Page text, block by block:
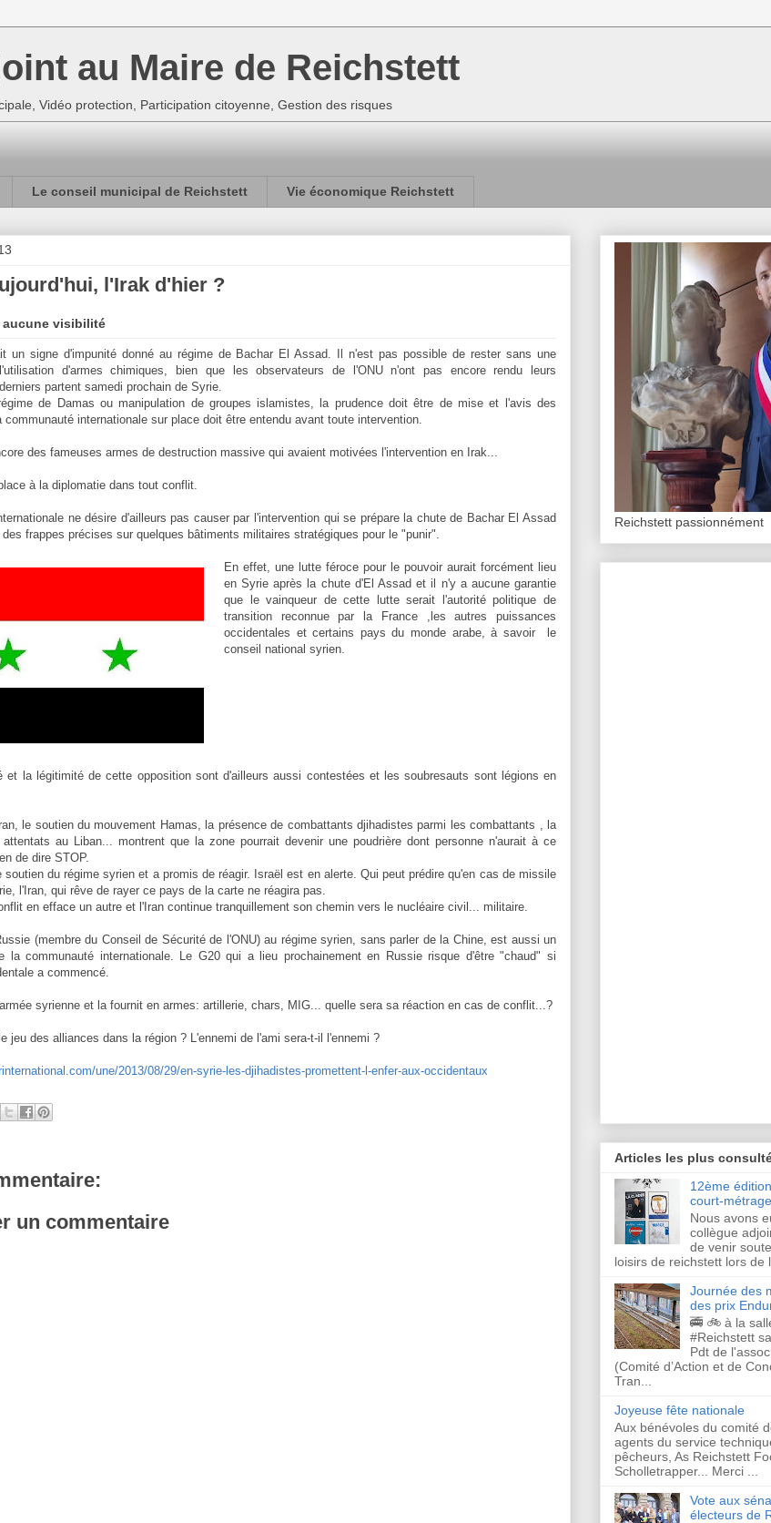
au Maire de Reichstett
Vidéo protection, Participation citoyenne, Gestion des risques
Le conseil municipal de Reichstett Vie économique Reichstett
l'Irak d'hier ?
visibilité
un signe d'impunité donné au régime de Bachar El Assad. Il n'est pas possible de rester sans une
d'armes chimiques, bien que les observateurs de l'ONU n'ont pas encore rendu leurs
partent samedi prochain de Syrie.
de Damas ou manipulation de groupes islamistes, la prudence doit être de mise et l'avis des
communauté internationale sur place doit être entendu avant toute intervention.
des fameuses armes de destruction massive qui avaient motivées l'intervention en Irak...
à la diplomatie dans tout conflit.
ne désire d'ailleurs pas causer par l'intervention qui se prépare la chute de Bachar El Assad
frappes précises sur quelques bâtiments militaires stratégiques pour le "punir".
En effet, une lutte féroce pour le pouvoir aurait forcément lieu
en Syrie après la chute d'El Assad et il n'y a aucune garantie
que le vainqueur de cette lutte serait l'autorité politique de
transition reconnue par la France ,les autres puissances
occidentales et certains pays du monde arabe, à savoir le
conseil national syrien.
et la légitimité de cette opposition sont d'ailleurs aussi contestées et les soubresauts sont légions en
le soutien du mouvement Hamas, la présence de combattants djihadistes parmi les combattants , la
au Liban... montrent que la zone pourrait devenir une poudrière dont personne n'aurait à ce
de dire STOP.
soutien du régime syrien et a promis de réagir. Israël est en alerte. Qui peut prédire qu'en cas de missile
l'Iran, qui rêve de rayer ce pays de la carte ne réagira pas.
en efface un autre et l'Iran continue tranquillement son chemin vers le nucléaire civil... militaire.
(membre du Conseil de Sécurité de l'ONU) au régime syrien, sans parler de la Chine, est aussi un
la communauté internationale. Le G20 qui a lieu prochainement en Russie risque d'être "chaud" si
a commencé.
syrienne et la fournit en armes: artillerie, chars, MIG... quelle sera sa réaction en cas de conflit...?
jeu des alliances dans la région ? L'ennemi de l'ami sera-t-il l'ennemi ?
une/2013/08/29/en-syrie-les-djihadistes-promettent-l-enfer-aux-occidentaux
un commentaire
Reichstett passionnément
Articles les plus
12ème
court-
Nous avons
collègue
de venir
loisirs de reichstett lors de
Journée des
des prix
🚎 🚲 à la
#Reichstett
Pdt de
(Comité d’Action et de
Tran...
Joyeuse fête nationale
Aux bénévoles du comité
agents du service
pêcheurs, As Reichstett
Scholletrapper... Merci ...
Vote aux
électeurs de